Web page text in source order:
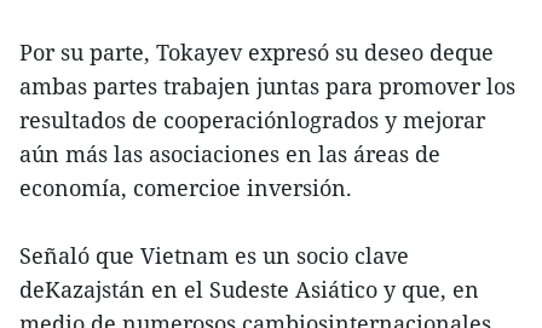
Por su parte, Tokayev expresó su deseo deque
ambas partes trabajen juntas para promover los
resultados de cooperaciónlogrados y mejorar
aún más las asociaciones en las áreas de
economía, comercioe inversión.
Señaló que Vietnam es un socio clave
deKazajstán en el Sudeste Asiático y que, en